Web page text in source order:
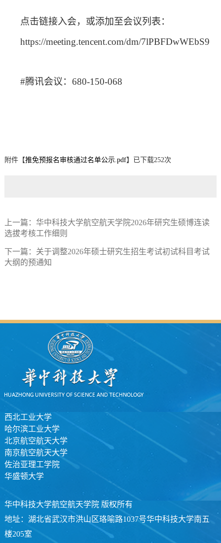
点击链接入会，或添加至会议列表：
https://meeting.tencent.com/dm/7lPBFDwWEbS9
#腾讯会议： 680-150-068
附件【推免预报名审核通过名单公示.pdf】已下载252次
上一篇： 华中科技大学航空航天学院2026年研究生硕博连读
选拔考核工作细则
下一篇： 关于调整2026年硕士研究生招生考试初试科目考试
大纲的预通知
西北工业大学
哈尔滨工业大学
北京航空航天大学
南京航空航天大学
佐治亚理工学院
华盛顿大学
华中科技大学航空航天学院 版权所有
地址：湖北省武汉市洪山区珞喻路1037号华中科技大学南五
楼205室